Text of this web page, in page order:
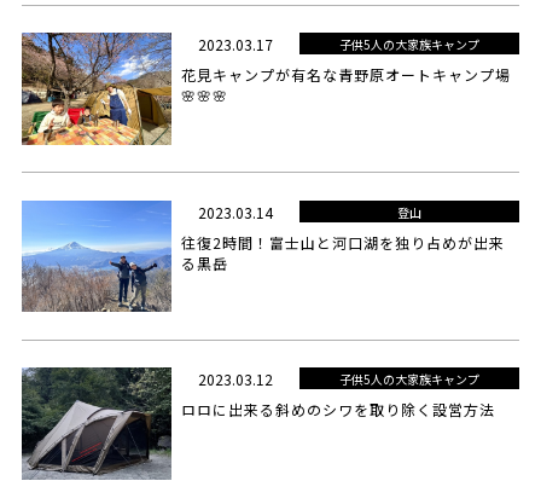
2023.03.17 子供5人の大家族キャンプ
花見キャンプが有名な青野原オートキャンプ場
🌸🌸🌸
2023.03.14 登山
往復2時間！富士山と河口湖を独り占めが出来
る黒岳
2023.03.12 子供5人の大家族キャンプ
ロロに出来る斜めのシワを取り除く設営方法